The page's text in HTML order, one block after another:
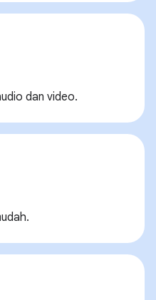
dan video.